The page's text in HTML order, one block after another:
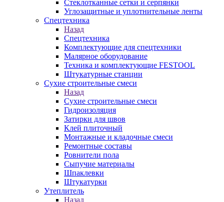
Стеклотканные сетки и серпянки
Углозащитные и уплотнительные ленты
Спецтехника
Назад
Спецтехника
Комплектующие для спецтехники
Малярное оборудование
Техника и комплектующие FESTOOL
Штукатурные станции
Сухие строительные смеси
Назад
Сухие строительные смеси
Гидроизоляция
Затирки для швов
Клей плиточный
Монтажные и кладочные смеси
Ремонтные составы
Ровнители пола
Сыпучие материалы
Шпаклевки
Штукатурки
Утеплитель
Назад